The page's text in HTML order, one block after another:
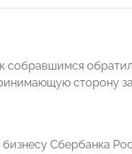
собравшимся
сторону
Сбербанка